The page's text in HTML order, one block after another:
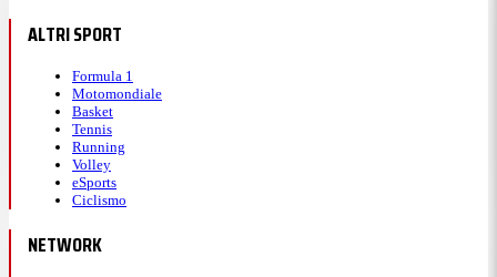
ALTRI SPORT
Formula 1
Motomondiale
Basket
Tennis
Running
Volley
eSports
Ciclismo
NETWORK